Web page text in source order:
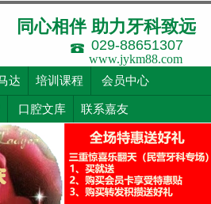
029-88651307
同心相伴 助力牙科致远
www.jykm88.com
达 培训课程 会员中心
口腔文库 联系嘉友